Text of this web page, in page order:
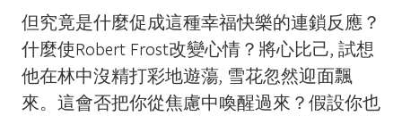
但究竟是什麼促成這種幸福快樂的連鎖反應？
什麼使Robert Frost改變心情？將心比己, 試想
他在林中沒精打彩地遊蕩, 雪花忽然迎面飄
來。這會否把你從焦慮中喚醒過來？假設你也